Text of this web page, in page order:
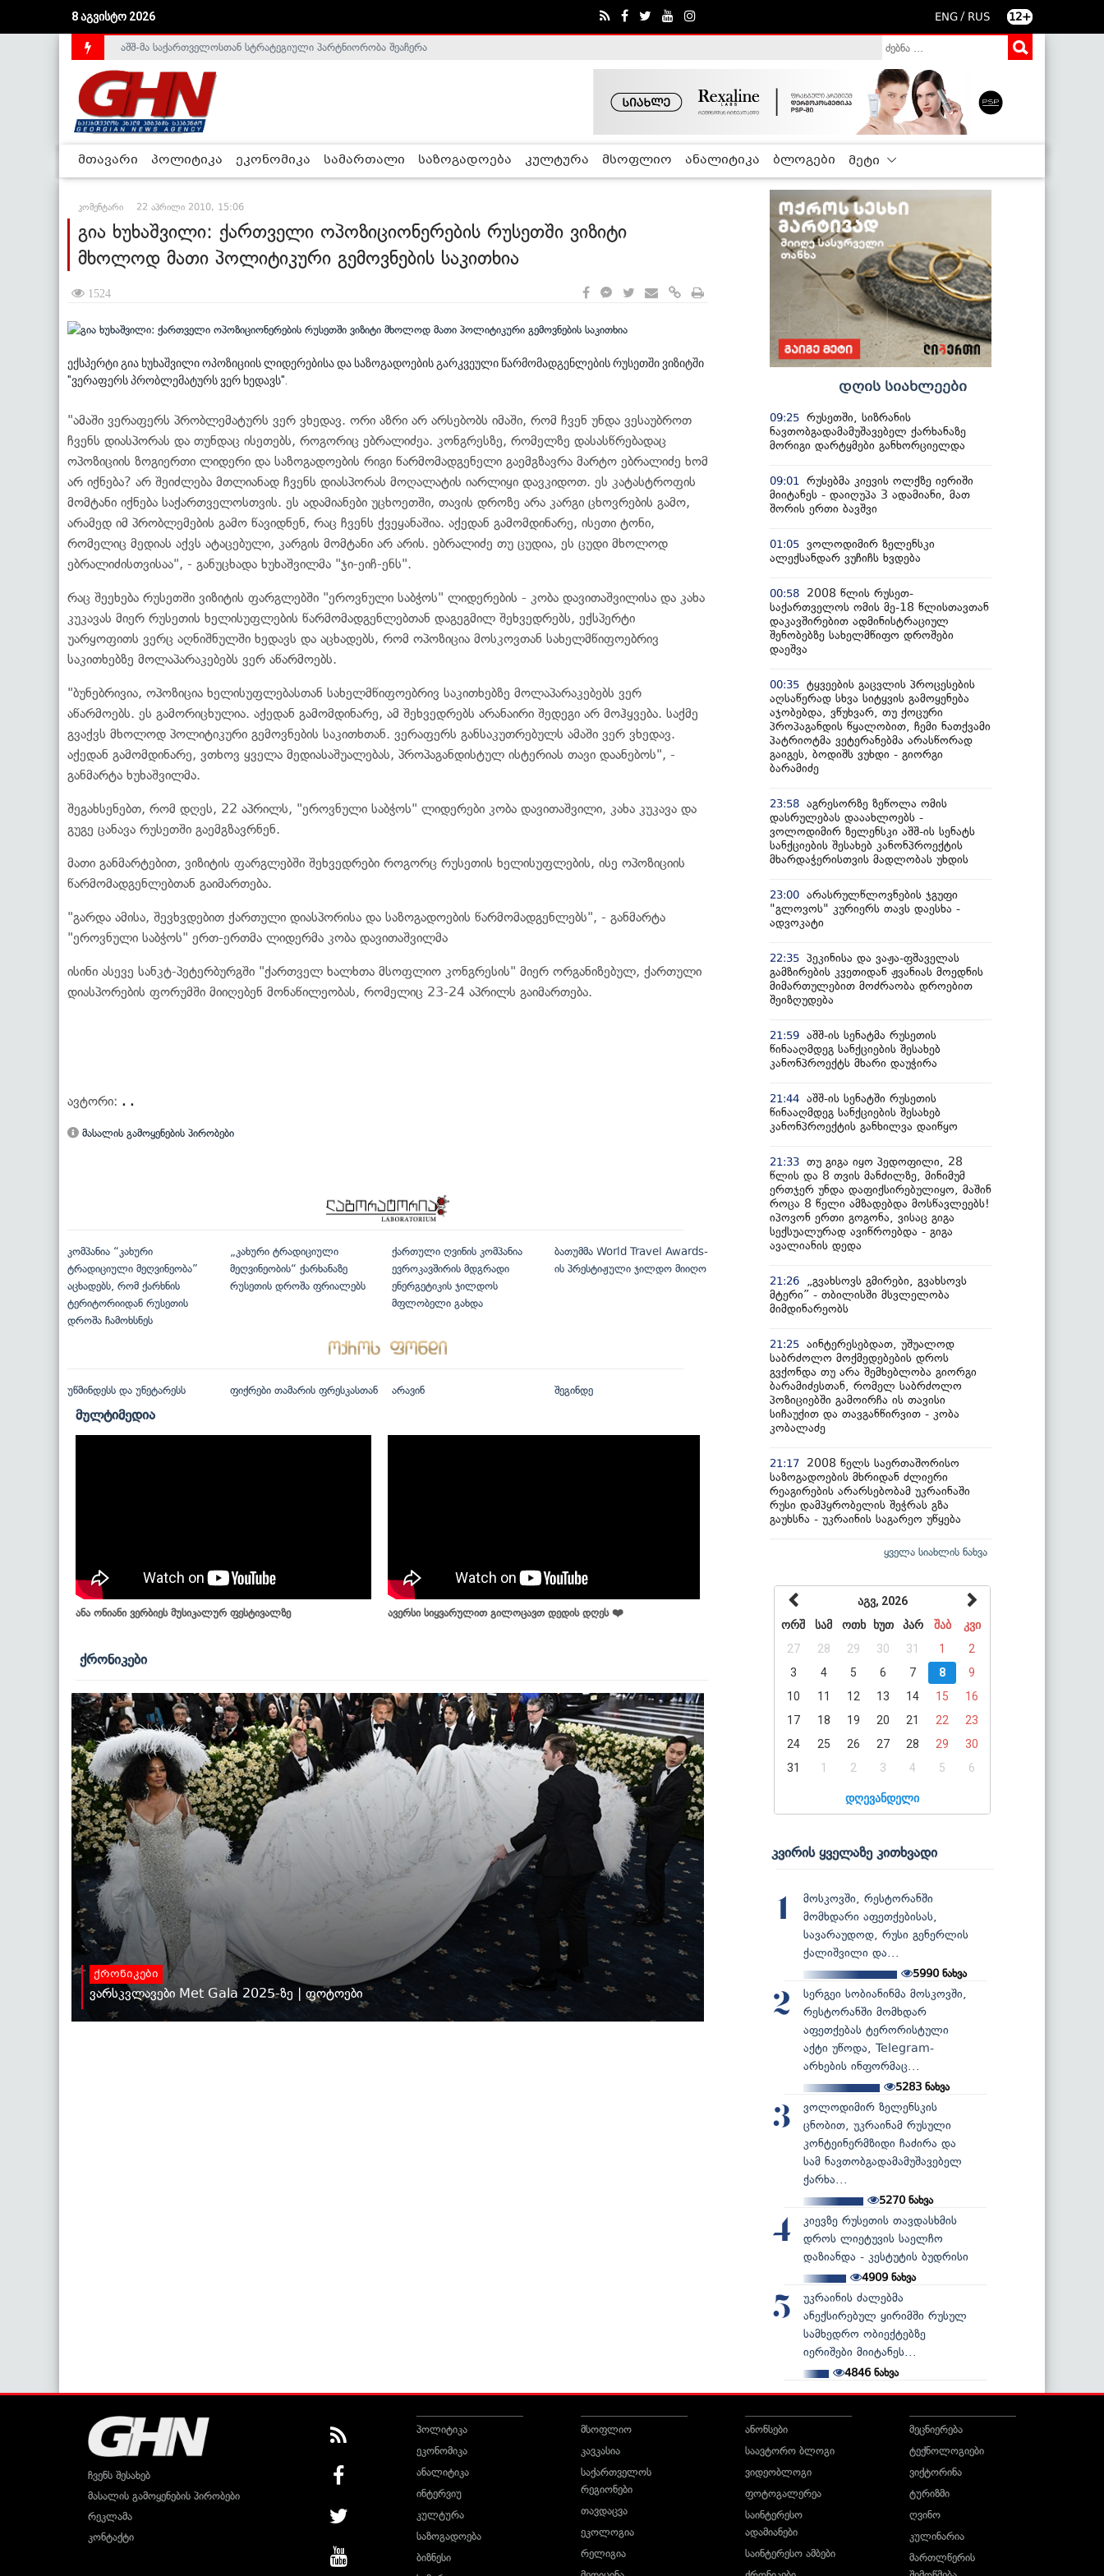
8 აგვისტო 2026 ENG / RUS 12+
საქართველოს დე-ფაქტო მთავრობა არალეგიტიმურია - ჰელსინკის კომისია
აშშ-მა საქართველოსთან სტრატეგიული პარტნიორობა შეაჩერა
მთავარი პოლიტიკა ეკონომიკა სამართალი საზოგადოება კულტურა მსოფლიო ანალიტიკა ბლოგები მეტი
კომენტარი 22 აპრილი 2010, 15:06
გია ხუხაშვილი: ქართველი ოპოზიციონერების რუსეთში ვიზიტი
მხოლოდ მათი პოლიტიკური გემოვნების საკითხია
1524
ექსპერტი გია ხუხაშვილი ოპოზიციის ლიდერებისა და საზოგადოების გარკვეული წარმომადგენლების რუსეთში ვიზიტში
"ვერაფერს პრობლემატურს ვერ ხედავს".
"ამაში ვერაფერს პრობლემატურს ვერ ვხედავ. ორი აზრი არ არსებობს იმაში, რომ ჩვენ უნდა ვესაუბროთ
ჩვენს დიასპორას და თუნდაც ისეთებს, როგორიც ებრალიძეა. კონგრესზე, რომელზე დასასწრებადაც
ოპოზიციის ზოგიერთი ლიდერი და საზოგადოების რიგი წარმომადგენელი გაემგზავრა მარტო ებრალიძე ხომ
არ იქნება? არ შეიძლება მთლიანად ჩვენს დიასპორას მოღალატის იარლიყი დავკიდოთ. ეს კატასტროფის
მომტანი იქნება საქართველოსთვის. ეს ადამიანები უცხოეთში, თავის დროზე არა კარგი ცხოვრების გამო,
არამედ იმ პრობლემების გამო წავიდნენ, რაც ჩვენს ქვეყანაშია. აქედან გამომდინარე, ისეთი ტონი,
რომელიც მედიას აქვს ატაცებული, კარგის მომტანი არ არის. ებრალიძე თუ ცუდია, ეს ცუდი მხოლოდ
ებრალიძისთვისაა", - განუცხადა ხუხაშვილმა "ჯი-ეიჩ-ენს".
რაც შეეხება რუსეთში ვიზიტის ფარგლებში "ეროვნული საბჭოს" ლიდერების - კობა დავითაშვილისა და კახა
კუკავას მიერ რუსეთის ხელისუფლების წარმომადგენლებთან დაგეგმილ შეხვედრებს, ექსპერტი
უარყოფითს ვერც აღნიშნულში ხედავს და აცხადებს, რომ ოპოზიცია მოსკოვთან სახელმწიფოებრივ
საკითხებზე მოლაპარაკებებს ვერ აწარმოებს.
"ბუნებრივია, ოპოზიცია ხელისუფლებასთან სახელმწიფოებრივ საკითხებზე მოლაპარაკებებს ვერ
აწარმოებს. ეს გამორიცხულია. აქედან გამომდინარე, ამ შეხვედრებს არანაირი შედეგი არ მოჰყვება. საქმე
გვაქვს მხოლოდ პოლიტიკური გემოვნების საკითხთან. ვერაფერს განსაკუთრებულს ამაში ვერ ვხედავ.
აქედან გამომდინარე, ვთხოვ ყველა მედიასაშუალებას, პროპაგანდისტულ ისტერიას თავი დაანებოს", -
განმარტა ხუხაშვილმა.
შეგახსენებთ, რომ დღეს, 22 აპრილს, "ეროვნული საბჭოს" ლიდერები კობა დავითაშვილი, კახა კუკავა და
გუგე ცანავა რუსეთში გაემგზავრნენ.
მათი განმარტებით, ვიზიტის ფარგლებში შეხვედრები როგორც რუსეთის ხელისუფლების, ისე ოპოზიციის
წარმომადგენლებთან გაიმართება.
"გარდა ამისა, შევხვდებით ქართული დიასპორისა და საზოგადოების წარმომადგენლებს", - განმარტა
"ეროვნული საბჭოს" ერთ-ერთმა ლიდერმა კობა დავითაშვილმა
ისინი ასევე სანკტ-პეტერბურგში "ქართველ ხალხთა მსოფლიო კონგრესის" მიერ ორგანიზებულ, ქართული
დიასპორების ფორუმში მიიღებენ მონაწილეობას, რომელიც 23-24 აპრილს გაიმართება.
ავტორი: . .
მასალის გამოყენების პირობები
კომპანია “კახური
ტრადიციული მეღვინეობა”
აცხადებს, რომ ქარხნის
ტერიტორიიდან რუსეთის
დროშა ჩამოხსნეს
„კახური ტრადიციული
მეღვინეობის“ ქარხანაზე
რუსეთის დროშა ფრიალებს
ქართული ღვინის კომპანია
ევროკავშირის მდგრადი
ენერგეტიკის ჯილდოს
მფლობელი გახდა
ბათუმმა World Travel Awards-
ის პრესტიჟული ჯილდო მიიღო
უწმინდესს და უნეტარესს ფიქრები თამარის ფრესკასთან არავინ შეგინდე
მულტიმედია
ანა ონიანი ვერბიეს მუსიკალურ ფესტივალზე ავერსი სიყვარულით გილოცავთ დედის დღეს ❤️
ქრონიკები
ქრონიკები
ვარსკვლავები Met Gala 2025-ზე | ფოტოები
დღის სიახლეები
09:25 რუსეთში, სიზრანის
ნავთობგადამამუშავებელ ქარხანაზე
მორიგი დარტყმები განხორციელდა
09:01
რუსებმა კიევის ოლქზე იერიში
მიიტანეს - დაიღუპა 3 ადამიანი, მათ
შორის ერთი ბავშვი
01:05 ვოლოდიმირ ზელენსკი
ალექსანდარ ვუჩიჩს ხვდება
00:58
2008 წლის რუსეთ-
საქართველოს ომის მე-18 წლისთავთან
დაკავშირებით ადმინისტრაციულ
შენობებზე სახელმწიფო დროშები
დაეშვა
00:35 ტყვეების გაცვლის პროცესების
აღსაწერად სხვა სიტყვის გამოყენება
აჯობებდა, ვწუხვარ, თუ ქოცური
პროპაგანდის წყალობით, ჩემი ნათქვამი
პატრიოტმა ვეტერანებმა არასწორად
გაიგეს, ბოდიშს ვუხდი - გიორგი
ბარამიძე
23:58 აგრესორზე ზეწოლა ომის
დასრულებას დააახლოებს -
ვოლოდიმირ ზელენსკი აშშ-ის სენატს
სანქციების შესახებ კანონპროექტის
მხარდაჭერისთვის მადლობას უხდის
23:00 არასრულწლოვნების ჯგუფი
"გლოვოს" კურიერს თავს დაესხა -
ადვოკატი
22:35 პეკინისა და ვაჟა-ფშაველას
გამზირების კვეთიდან ჟვანიას მოედნის
მიმართულებით მოძრაობა დროებით
შეიზღუდება
21:59 აშშ-ის სენატმა რუსეთის
წინააღმდეგ სანქციების შესახებ
კანონპროექტს მხარი დაუჭირა
21:44 აშშ-ის სენატში რუსეთის
წინააღმდეგ სანქციების შესახებ
კანონპროექტის განხილვა დაიწყო
21:33 თუ გიგა იყო პედოფილი, 28
წლის და 8 თვის მანძილზე, მინიმუმ
ერთჯერ უნდა დაფიქსირებულიყო, მაშინ
როცა 8 წელი ამზადებდა მოსწავლეებს!
იპოვონ ერთი გოგონა, ვისაც გიგა
სექსუალურად ავიწროებდა - გიგა
ავალიანის დედა
21:26
„გვახსოვს გმირები, გვახსოვს
მტერი” - თბილისში მსვლელობა
მიმდინარეობს
21:25 აინტერესებდათ, უშუალოდ
საბრძოლო მოქმედებების დროს
გვქონდა თუ არა შემხებლობა გიორგი
ბარამიძესთან, რომელ საბრძოლო
პოზიციებში გამოირჩა ის თავისი
სიჩაუქით და თავგანწირვით - კობა
კობალაძე
21:17
2008 წელს საერთაშორისო
საზოგადოების მხრიდან ძლიერი
რეაგირების არარსებობამ უკრაინაში
რუსი დამპყრობელის შეჭრას გზა
გაუხსნა - უკრაინის საგარეო უწყება
ყველა სიახლის ნახვა
აგვ, 2026
ორშ
სამ ოთხ ხუთ პარ შაბ
კვი
27
28 29 30 31 1
2
3
4 5 6 7 8
9
10
11 12 13 14 15
16
17
18 19 20 21 22
23
24
25 26 27 28 29
30
31
1 2 3 4 5 6
დღევანდელი
კვირის ყველაზე კითხვადი
1
მოსკოვში, რესტორანში
მომხდარი აფეთქებისას,
სავარაუდოდ, რუსი გენერლის
ქალიშვილი და...
5990ნახვა
2
სერგეი სობიანინმა მოსკოვში,
რესტორანში მომხდარ
აფეთქებას ტერორისტული
აქტი უწოდა, Telegram-
არხების ინფორმაც...
5283 ნახვა
3
ვოლოდიმირ ზელენსკის
ცნობით, უკრაინამ რუსული
კონტეინერმზიდი ჩაძირა და
სამ ნავთობგადამამუშავებელ
ქარხა...
5270ნახვა
4
კიევზე რუსეთის თავდასხმის
დროს ლიეტუვის საელჩო
დაზიანდა - კესტუტის ბუდრისი
4909ნახვა
5
უკრაინის ძალებმა
ანექსირებულ ყირიმში რუსულ
სამხედრო ობიექტებზე
იერიშები მიიტანეს...
4846ნახვა
ჩვენს შესახებ
მასალის გამოყენების პირობები
რეკლამა
კონტაქტი
პოლიტიკა
ეკონომიკა
ანალიტიკა
ინტერვიუ
კულტურა
საზოგადოება
ბიზნესი
მსოფლიო
კავკასია
საქართველოს
რეგიონები
თავდაცვა
ეკოლოგია
რელიგია
ანონსები
საავტორო ბლოგი
ვიდეობლოგი
ფოტოგალერეა
საინტერესო
ადამიანები
საინტერესო ამბები
მეცნიერება
ტექნოლოგიები
ვიქტორინა
ტურიზმი
ღვინო
კულინარია
მართლწერის